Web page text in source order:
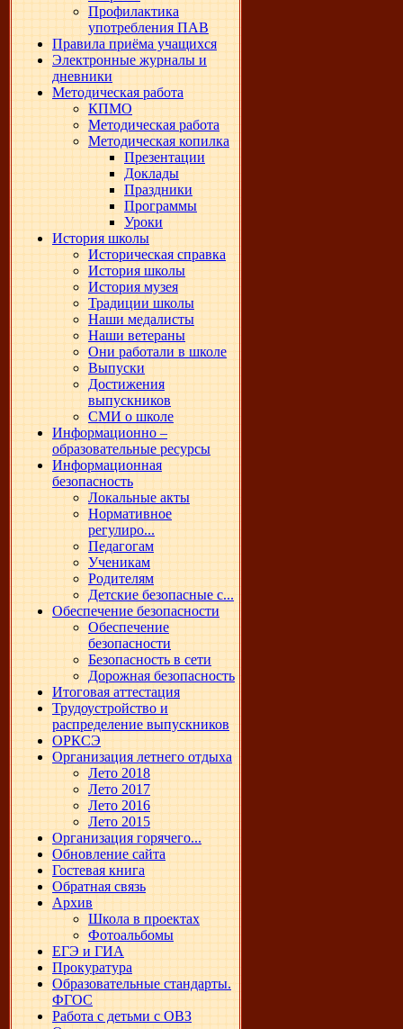
Профилактика
употребления ПАВ
Правила приёма учащихся
Электронные журналы и
дневники
Методическая работа
КПМО
Методическая работа
Методическая копилка
Презентации
Доклады
Праздники
Программы
Уроки
История школы
Историческая справка
История школы
История музея
Традиции школы
Наши медалисты
Наши ветераны
Они работали в школе
Выпуски
Достижения
выпускников
СМИ о школе
Информационно –
образовательные ресурсы
Информационная
безопасность
Локальные акты
Нормативное
регулиро...
Педагогам
Ученикам
Родителям
Детские безопасные с...
Обеспечение безопасности
Обеспечение
безопасности
Безопасность в сети
Дорожная безопасность
Итоговая аттестация
Трудоустройство и
распределение выпускников
ОРКСЭ
Организация летнего отдыха
Лето 2018
Лето 2017
Лето 2016
Лето 2015
Организация горячего...
Обновление сайта
Гостевая книга
Обратная связь
Архив
Школа в проектах
Фотоальбомы
ЕГЭ и ГИА
Прокуратура
Образовательные стандарты.
ФГОС
Работа с детьми с ОВЗ